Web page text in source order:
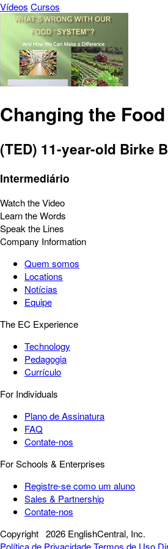
Vídeos Cursos
Changing the
(TED) 11-year-old Birke
Intermediário
Watch the Video
Learn the Words
Speak the Lines
Company Information
Quem somos
Locations
Notícias
Equipe
The EC Experience
Technology
Pedagogia
Currículo
For Individuals
Plano de Assinatura
FAQ
Contate-nos
For Schools & Enterprises
Registre-se como um aluno
Sales & Partnership
Contate-nos
Copyright 2026 EnglishCentral, Inc.